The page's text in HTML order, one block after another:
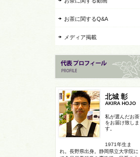
お茶に関するQ&A
メディア掲載
北城 彰
AKIRA HOJO
私が選んだお茶
をお届け致しま
す。
1971年生ま
れ。長野県出身。静岡県立大学院に